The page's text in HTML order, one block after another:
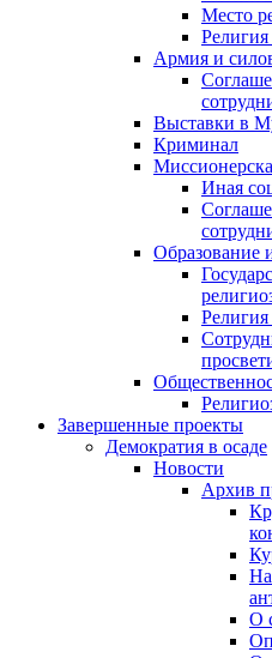
Место
Религия
Армия и
Выставки в
Криминал
Иная
Образование
Завершенные проекты
Демократия в осаде
Новости
Архив
О